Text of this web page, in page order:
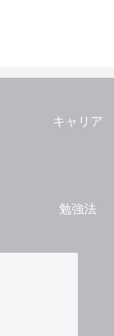
キャリア
勉強法